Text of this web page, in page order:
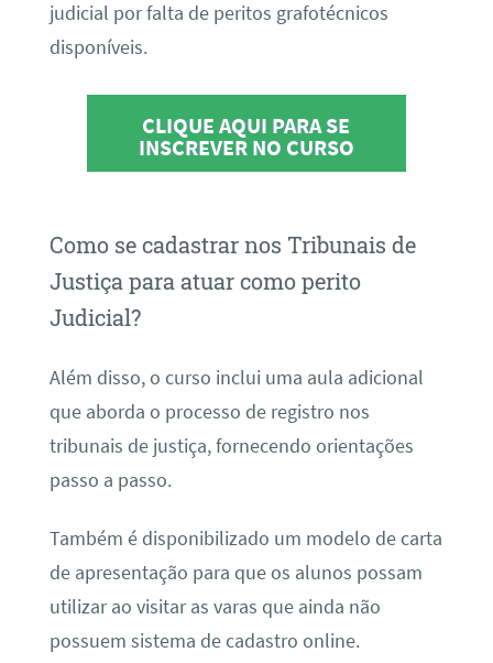
judicial por falta de peritos grafotécnicos
disponíveis.
CLIQUE AQUI PARA SE
INSCREVER NO CURSO
Como se cadastrar nos Tribunais de
Justiça para atuar como perito
Judicial?
Além disso, o curso inclui uma aula adicional
que aborda o processo de registro nos
tribunais de justiça, fornecendo orientações
passo a passo.
Também é disponibilizado um modelo de carta
de apresentação para que os alunos possam
utilizar ao visitar as varas que ainda não
possuem sistema de cadastro online.